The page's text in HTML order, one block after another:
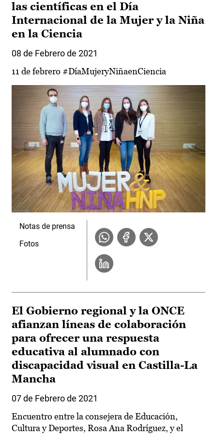
las científicas en el Día
Internacional de la Mujer y la Niña
en la Ciencia
08 de Febrero de 2021
11 de febrero #DíaMujeryNiñaenCiencia
Notas de prensa
Fotos
El Gobierno regional y la ONCE
afianzan líneas de colaboración
para ofrecer una respuesta
educativa al alumnado con
discapacidad visual en Castilla-La
Mancha
07 de Febrero de 2021
Encuentro entre la consejera de Educación,
Cultura y Deportes, Rosa Ana Rodríguez, y el